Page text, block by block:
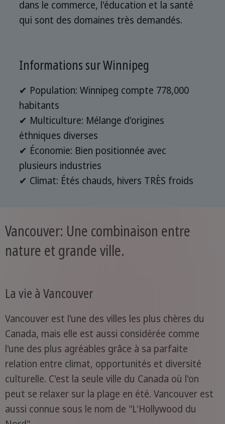
dans le commerce, l'éducation et la santé
qui sont des domaines très demandés.
Informations sur Winnipeg
✔ Population: Winnipeg compte 778,000
habitants
✔ Multiculture: Mélange d'origines
éthniques diverses
✔ Économie: Bien positionnée avec
plusieurs industries
✔ Climat: Étés chauds, hivers TRÈS froids
Vancouver: Une combinaison entre
nature et grande ville.
La vie à Vancouver
Vancouver est l'une des villes les plus chères du
Canada, mais elle est aussi considérée comme
l'une des plus agréables grâce à sa parfaite
relation entre climat, opportunités et diversité
culturelle. C'est la seule ville du Canada où l'on
peut se relaxer sur la plage en été. Vancouver est
aussi connue sous le nom de "L'Hollywood du